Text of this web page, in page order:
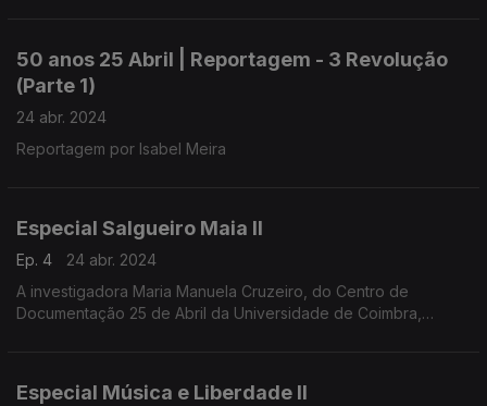
50 anos 25 Abril | Reportagem - 3 Revolução
(Parte 1)
24 abr. 2024
Reportagem por Isabel Meira
Especial Salgueiro Maia II
Ep. 4
24 abr. 2024
A investigadora Maria Manuela Cruzeiro, do Centro de
Documentação 25 de Abril da Universidade de Coimbra,
Especial Música e Liberdade II